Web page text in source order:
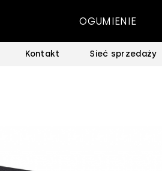
OGUMIENIE
Kontakt Sieć sprzedaży